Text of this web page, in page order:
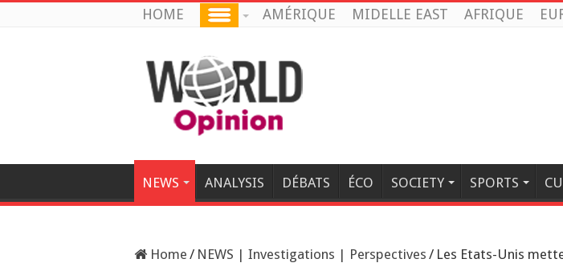
HOME AMÉRIQUE MIDELLE EAST AFRIQUE
NEWS ANALYSIS DÉBATS ÉCO SOCIETY SPORTS
Home / NEWS | Investigations | Perspectives / Les Etats-Unis